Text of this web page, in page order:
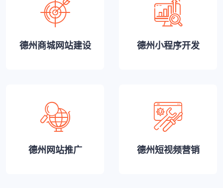
德州商城网站建设 德州小程序开发
德州网站推广 德州短视频营销